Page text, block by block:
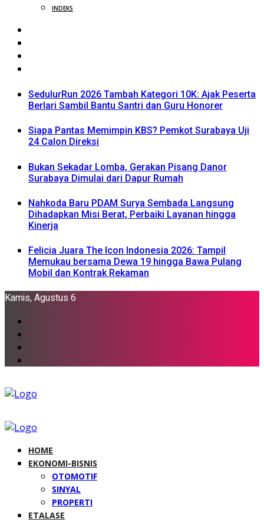
INDEKS
SedulurRun 2026 Tambah Kategori 10K: Ajak Peserta
Berlari Sambil Bantu Santri dan Guru Honorer
Siapa Pantas Memimpin KBS? Pemkot Surabaya Uji
24 Calon Direksi
Bukan Sekadar Lomba, Gerakan Pisang Danor
Surabaya Dimulai dari Dapur Rumah
Nahkoda Baru PDAM Surya Sembada Langsung
Dihadapkan Misi Berat, Perbaiki Layanan hingga
Kinerja
Felicia Juara The Icon Indonesia 2026: Tampil
Memukau bersama Dewa 19 hingga Bawa Pulang
Mobil dan Kontrak Rekaman
Kamis, Agustus 6
HOME
EKONOMI-BISNIS
OTOMOTIF
SINYAL
PROPERTI
ETALASE